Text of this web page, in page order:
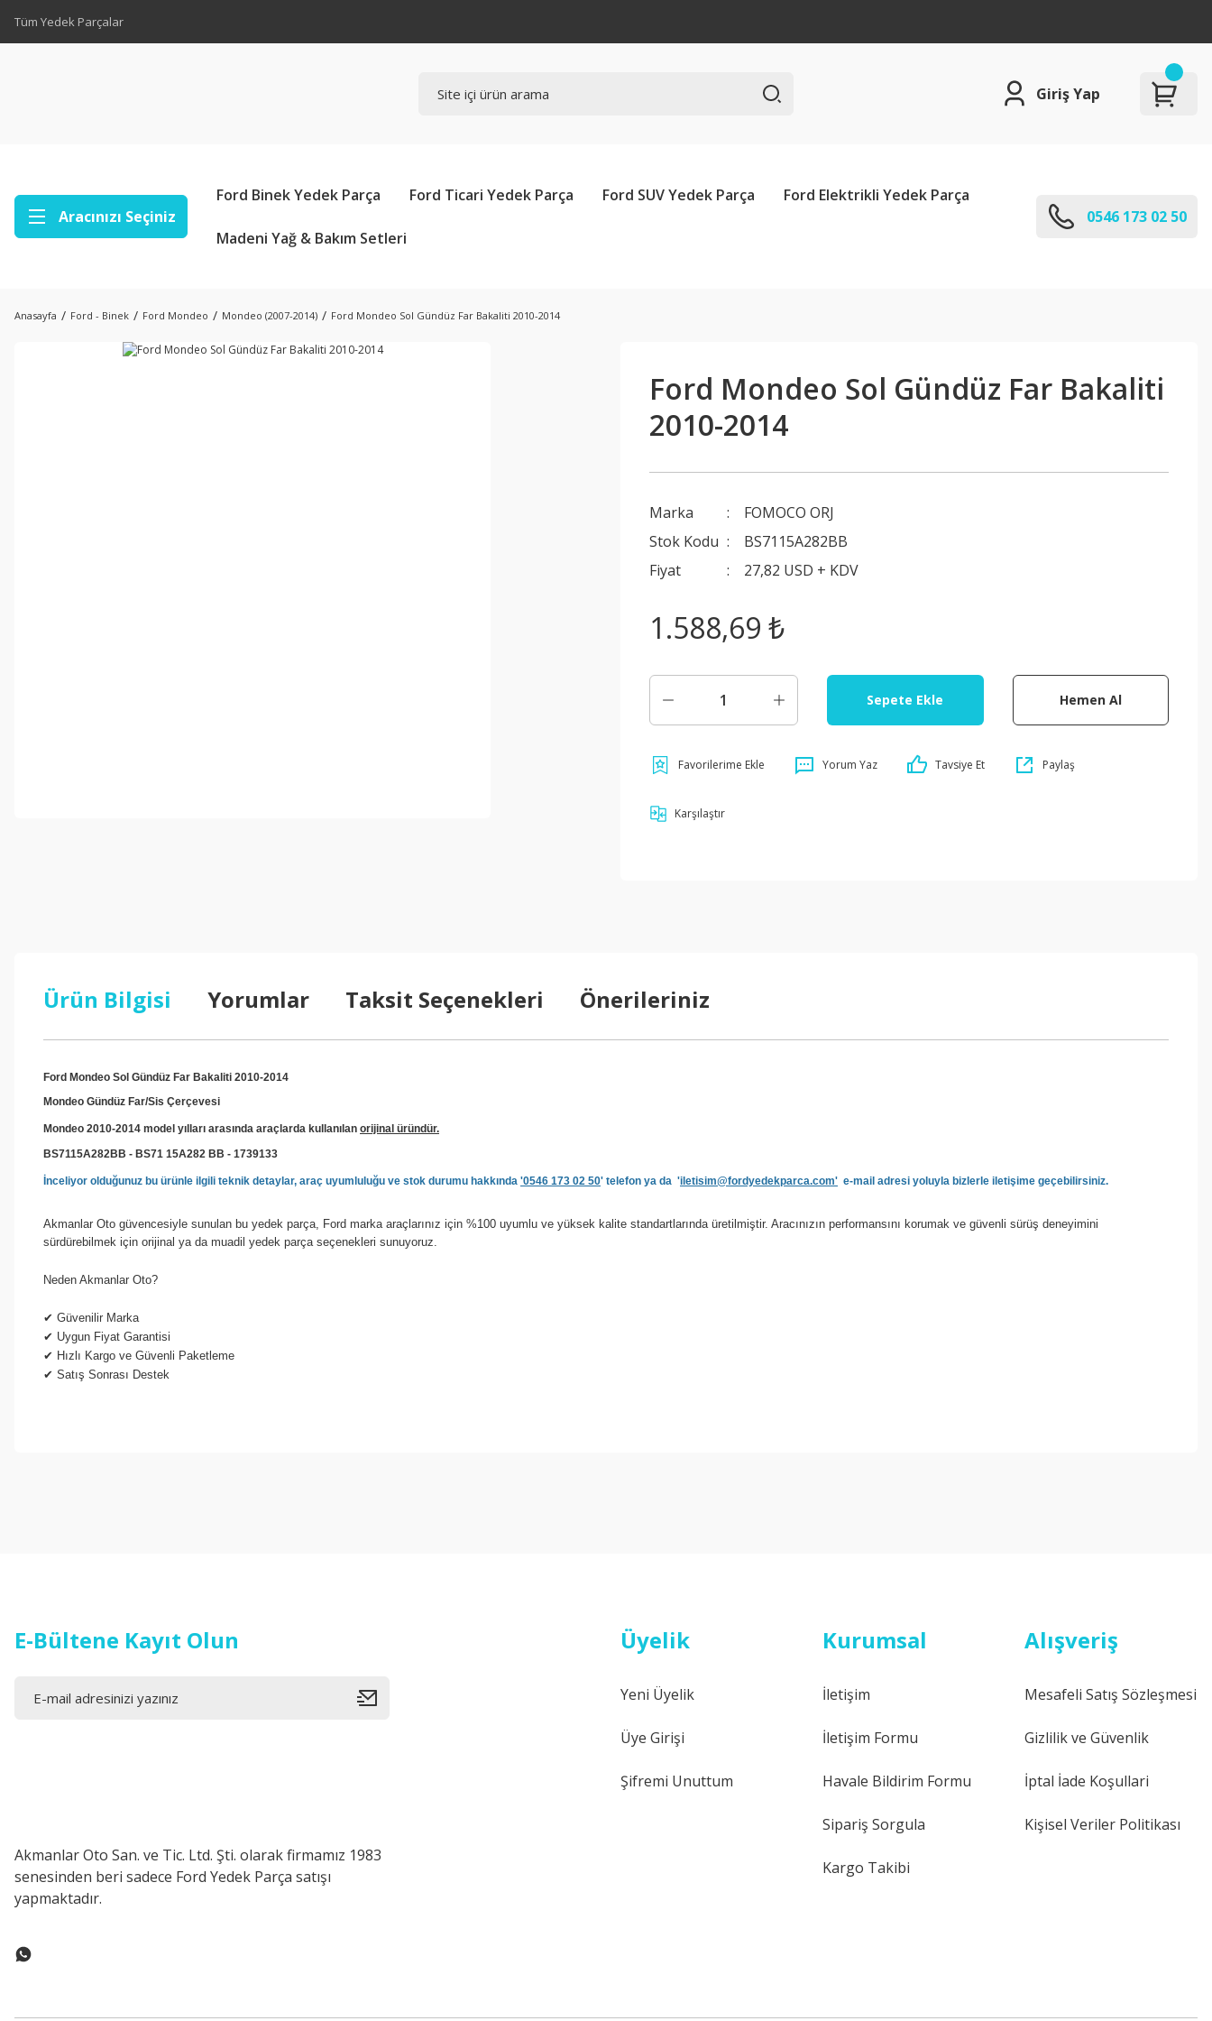
Tüm Yedek Parçalar
Giriş Yap
Aracınızı Seçiniz
Ford Binek Yedek Parça Ford Ticari Yedek Parça Ford SUV Yedek Parça Ford Elektrikli Yedek Parça
Madeni Yağ & Bakım Setleri
0546 173 02 50
Anasayfa Ford - Binek Ford Mondeo Mondeo (2007-2014) Ford Mondeo Sol Gündüz Far Bakaliti 2010-2014
Ford Mondeo Sol Gündüz Far Bakaliti
2010-2014
Marka
FOMOCO ORJ
Stok Kodu
BS7115A282BB
Fiyat
27,82 USD + KDV
1.588,69 ₺
Sepete Ekle Hemen Al
Yorum Yaz Tavsiye Et Paylaş
Karşılaştır
Ürün Bilgisi Yorumlar Taksit Seçenekleri Önerileriniz
Ford Mondeo Sol Gündüz Far Bakaliti 2010-2014
Mondeo Gündüz Far/Sis Çerçevesi
Mondeo 2010-2014 model yılları arasında araçlarda kullanılan orijinal üründür.
BS7115A282BB - BS71 15A282 BB - 1739133
İnceliyor olduğunuz bu ürünle ilgili teknik detaylar, araç uyumluluğu ve stok durumu hakkında '0546 173 02 50' telefon ya da 'iletisim@fordyedekparca.com' e-mail adresi yoluyla bizlerle iletişime geçebilirsiniz.
Akmanlar Oto güvencesiyle sunulan bu yedek parça, Ford marka araçlarınız için %100 uyumlu ve yüksek kalite standartlarında üretilmiştir. Aracınızın performansını korumak ve güvenli sürüş deneyimini
sürdürebilmek için orijinal ya da muadil yedek parça seçenekleri sunuyoruz.
Neden Akmanlar Oto?
✔ Güvenilir Marka
✔ Uygun Fiyat Garantisi
✔ Hızlı Kargo ve Güvenli Paketleme
✔ Satış Sonrası Destek
E-Bültene Kayıt Olun
Akmanlar Oto San. ve Tic. Ltd. Şti. olarak firmamız 1983
senesinden beri sadece Ford Yedek Parça satışı
yapmaktadır.
Üyelik
Yeni Üyelik
Üye Girişi
Şifremi Unuttum
Kurumsal
İletişim
İletişim Formu
Havale Bildirim Formu
Sipariş Sorgula
Kargo Takibi
Alışveriş
Mesafeli Satış Sözleşmesi
Gizlilik ve Güvenlik
İptal İade Koşullari
Kişisel Veriler Politikası